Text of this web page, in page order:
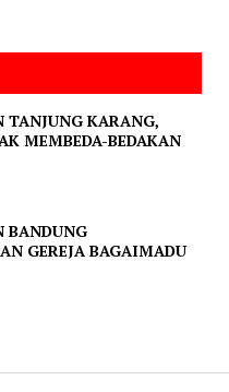
TANJUNG KARANG,
MEMBEDA-BEDAKAN
BANDUNG
GEREJA BAGAIMADU